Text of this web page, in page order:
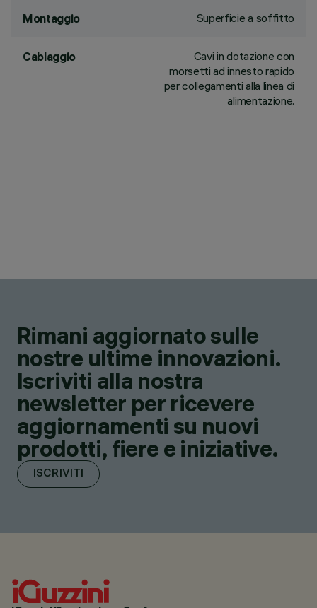
Montaggio Superficie a soffitto
Cablaggio
Cavi in dotazione con
morsetti ad innesto rapido
per collegamenti alla linea di
alimentazione.
Rimani aggiornato sulle
nostre ultime innovazioni.
Iscriviti alla nostra
newsletter per ricevere
aggiornamenti su nuovi
prodotti, fiere e iniziative.
ISCRIVITI